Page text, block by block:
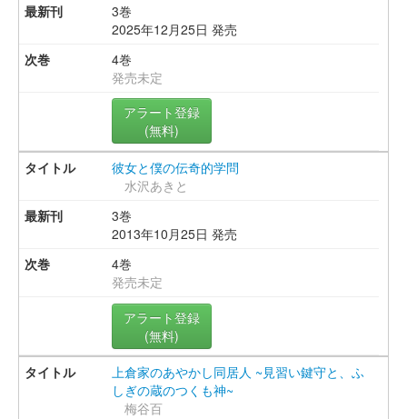
3巻
2025年12月25日 発売
4巻
発売未定
アラート登録
(無料)
彼女と僕の伝奇的学問
水沢あきと
3巻
2013年10月25日 発売
4巻
発売未定
アラート登録
(無料)
上倉家のあやかし同居人 ~見習い鍵守と、ふ
しぎの蔵のつくも神~
梅谷百